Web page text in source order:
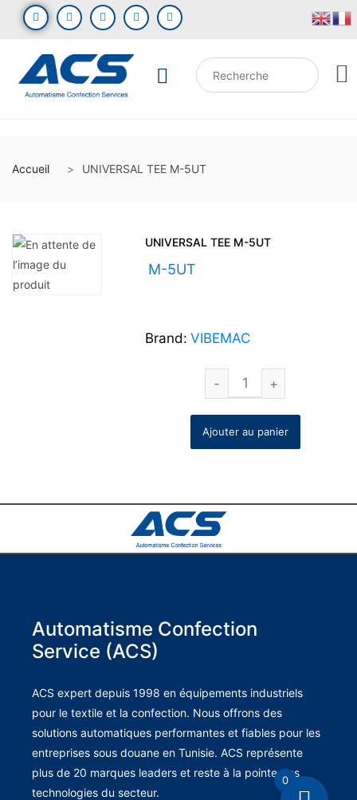
Accueil UNIVERSAL TEE M-5UT
UNIVERSAL TEE M-5UT
M-5UT
Brand: VIBEMAC
Ajouter au panier
Automatisme Confection
Service (ACS)
ACS expert depuis 1998 en équipements industriels
pour le textile et la confection. Nous offrons des
solutions automatiques performantes et fiables pour les
entreprises sous douane en Tunisie. ACS représente
plus de 20 marques leaders et reste à la pointe des
technologies du secteur.
0